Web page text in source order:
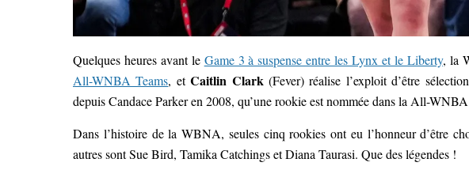
Quelques heures avant le Game 3 à suspense entre les Lynx et le Liberty, la
All-WNBA Teams, etCaitlin Clark (Fever) réalise l’exploit d’être
depuis Candace Parker en 2008, qu’une rookie est nommée dans la All-
Dans l’histoire de la WBNA, seules cinq rookies ont eu l’honneur d’être
autres sont Sue Bird, Tamika Catchings et Diana Taurasi. Que des légendes !